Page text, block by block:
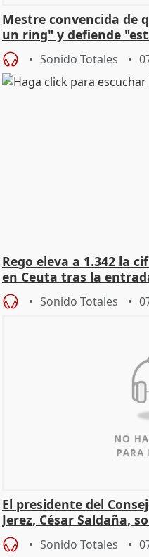
Mestre convencida de
un ring" y defiende
Vox
Sonido Totales
Rego eleva a 1.342 la
en Ceuta tras la
Sonido Totales
El presidente del
Jerez, César Saldaña,
Sonido Totales